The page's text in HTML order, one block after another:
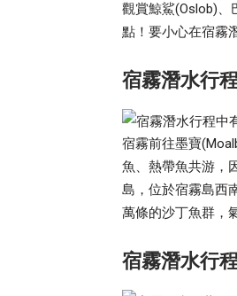
觀賞鯨鯊(Oslob)、
點！要小心在宿霧
宿霧潛水行
宿霧前往墨寶
魚、熱帶魚共游，
島，位於宿霧島西
萬條的沙丁魚群，
宿霧潛水行